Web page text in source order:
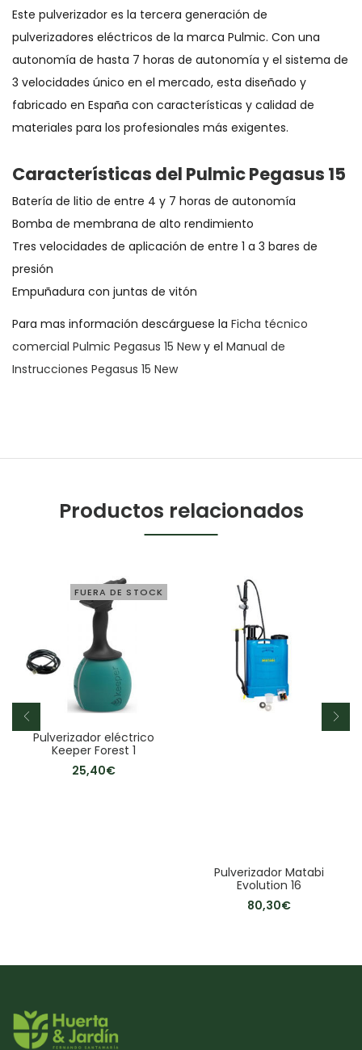
Este pulverizador es la tercera generación de
pulverizadores eléctricos de la marca Pulmic. Con una
autonomía de hasta 7 horas de autonomía y el sistema de
3 velocidades único en el mercado, esta diseñado y
fabricado en España con características y calidad de
materiales para los profesionales más exigentes.
Características del Pulmic Pegasus 15
Batería de litio de entre 4 y 7 horas de autonomía
Bomba de membrana de alto rendimiento
Tres velocidades de aplicación de entre 1 a 3 bares de
presión
Empuñadura con juntas de vitón
Para mas información descárguese la Ficha técnico
comercial Pulmic Pegasus 15 Newy el Manual de
Instrucciones Pegasus 15 New
Productos relacionados
FUERA DE STOCK
Pulverizador eléctrico
Keeper Forest 1
25,40€
Pulverizador Matabi
Evolution 16
80,30€